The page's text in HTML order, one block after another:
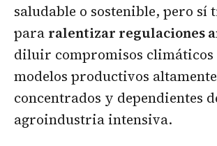
saludable o sostenible, pero sí
para ralentizar regulaciones
diluir compromisos climáticos
modelos productivos altamente
concentrados y dependientes
agroindustria intensiva.